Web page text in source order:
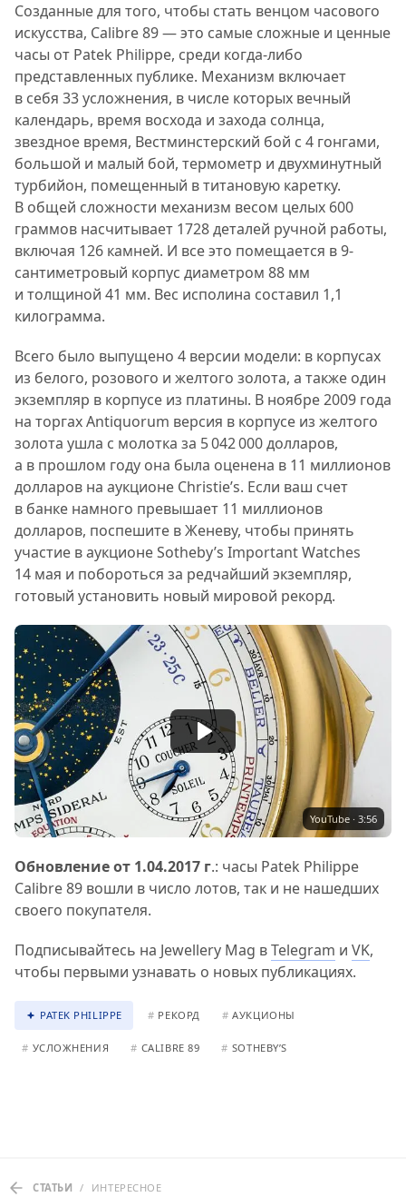
Созданные для того, чтобы стать венцом часового
искусства, Calibre 89 — это самые сложные и ценные
часы от Patek Philippe, среди когда-либо
представленных публике. Механизм включает
в себя 33 усложнения, в числе которых вечный
календарь, время восхода и захода солнца,
звездное время, Вестминстерский бой с 4 гонгами,
большой и малый бой, термометр и двухминутный
турбийон, помещенный в титановую каретку.
В общей сложности механизм весом целых 600
граммов насчитывает 1728 деталей ручной работы,
включая 126 камней. И все это помещается в 9-
сантиметровый корпус диаметром 88 мм
и толщиной 41 мм. Вес исполина составил 1,1
килограмма.
Всего было выпущено 4 версии модели: в корпусах
из белого, розового и желтого золота, а также один
экземпляр в корпусе из платины. В ноябре 2009 года
на торгах Antiquorum версия в корпусе из желтого
золота ушла с молотка за 5 042 000 долларов,
а в прошлом году она была оценена в 11 миллионов
долларов на аукционе Christie’s. Если ваш счет
в банке намного превышает 11 миллионов
долларов, поспешите в Женеву, чтобы принять
участие в аукционе Sotheby’s Important Watches
14 мая и побороться за редчайший экземпляр,
готовый установить новый мировой рекорд.
YouTube · 3:56
Обновление от 1.04.2017 г.: часы Patek Philippe
Calibre 89 вошли в число лотов, так и не нашедших
своего покупателя.
Подписывайтесь на Jewellery Mag вTelegram и VK,
чтобы первыми узнавать о новых публикациях.
PATEK PHILIPPE # РЕКОРД # АУКЦИОНЫ
# УСЛОЖНЕНИЯ # CALIBRE 89 # SOTHEBY’S
СТАТЬИ / ИНТЕРЕСНОЕ